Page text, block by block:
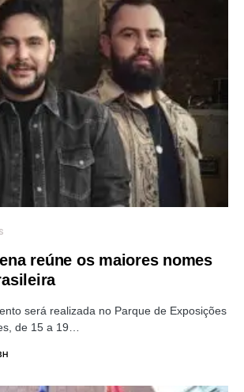
reúne os maiores nomes
será realizada no Parque de Exposições
de 15 a 19…